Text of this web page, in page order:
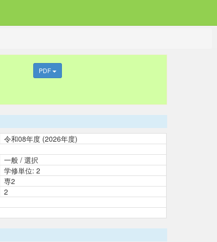
PDF
令和08年度 (2026年度)
一般 / 選択
学修単位: 2
専2
2